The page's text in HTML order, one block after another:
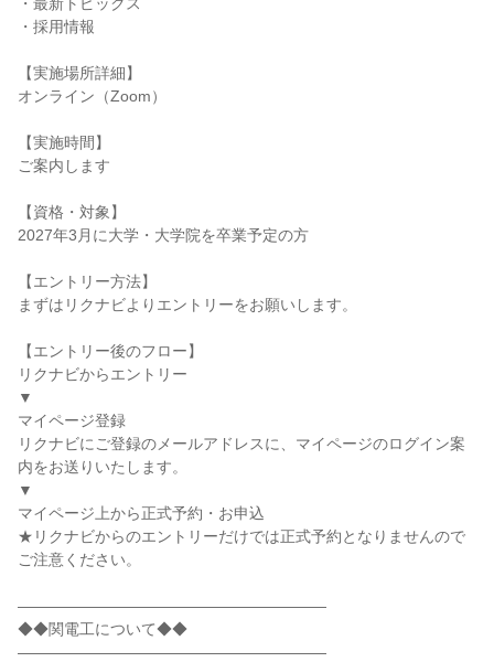
・採用情報
【実施場所詳細】
オンライン（Zoom）
【実施時間】
ご案内します
【資格・対象】
2027年3月に大学・大学院を卒業予定の方
【エントリー方法】
まずはリクナビよりエントリーをお願いします。
【エントリー後のフロー】
リクナビからエントリー
▼
マイページ登録
リクナビにご登録のメールアドレスに、マイページのログイン案
内をお送りいたします。
▼
マイページ上から正式予約・お申込
★リクナビからのエントリーだけでは正式予約となりませんので
ご注意ください。
――――――――――――――――――――
◆◆関電工について◆◆
――――――――――――――――――――